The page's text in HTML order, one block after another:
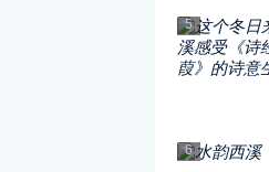
5
6